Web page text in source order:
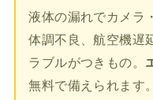
液体の漏れでカメラ
体調不良、航空機遅
ラブルがつきもの。
無料で備えられます。